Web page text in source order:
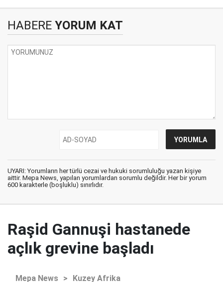
HABERE YORUM KAT
UYARI: Yorumların her türlü cezai ve hukuki sorumluluğu yazan kişiye
aittir. Mepa News, yapılan yorumlardan sorumlu değildir. Her bir yorum
600 karakterle (boşluklu) sınırlıdır.
Raşid Gannuşi hastanede
açlık grevine başladı
Mepa News > Kuzey Afrika